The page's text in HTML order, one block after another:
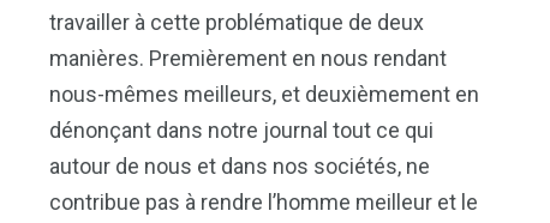
travailler à cette problématique de deux
manières. Premièrement en nous rendant
nous-mêmes meilleurs, et deuxièmement en
dénonçant dans notre journal tout ce qui
autour de nous et dans nos sociétés, ne
contribue pas à rendre l’homme meilleur et le